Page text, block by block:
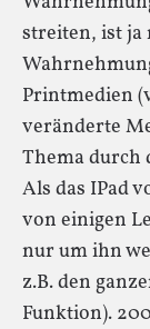
streiten, ist ja
Printmedien
veränderte
Thema durch
Als das IPad
von einigen
nur um ihn
z.B. den
Funktion).